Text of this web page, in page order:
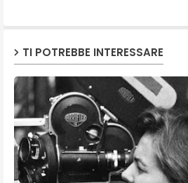
TI POTREBBE INTERESSARE